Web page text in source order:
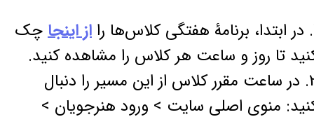
از اینجاچک
تا روز و ساعت هر کلاس را مشاهده کنید.
2. در ساعت مقرر کلاس از این مسیر را دنبال
منوی اصلی سایت > ورود هنرجویان >